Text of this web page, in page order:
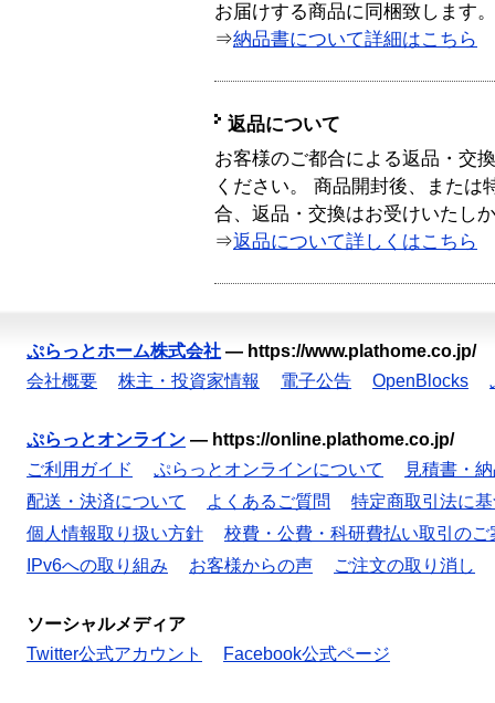
お届けする商品に同梱致します。
⇒納品書について詳細はこちら
返品について
お客様のご都合による返品・交
ください。 商品開封後、または
合、返品・交換はお受けいたし
⇒返品について詳しくはこちら
ぷらっとホーム株式会社 — https://www.plathome.co.jp/
会社概要
株主・投資家情報 電子公告 OpenBlocks
ぷらっとオンライン — https://online.plathome.co.jp/
ご利用ガイド
ぷらっとオンラインについて
見積書・
配送・決済について
よくあるご質問
特定商取引法に
個人情報取り扱い方針
校費・公費・科研費払い取引のご
IPv6への取り組み
お客様からの声 ご注文の取り消し
ソーシャルメディア
Twitter公式アカウント
Facebook公式ページ